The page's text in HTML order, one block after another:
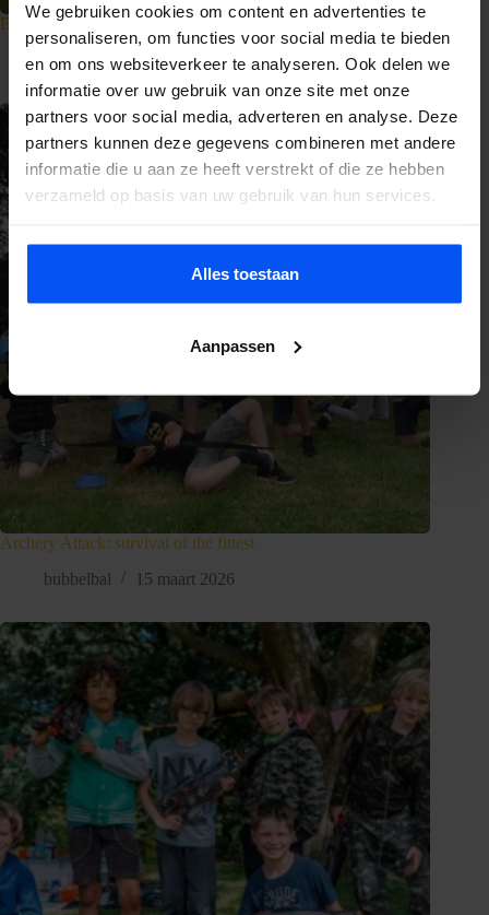
We gebruiken cookies om content en advertenties te
personaliseren, om functies voor social media te bieden
en om ons websiteverkeer te analyseren. Ook delen we
informatie over uw gebruik van onze site met onze
partners voor social media, adverteren en analyse. Deze
partners kunnen deze gegevens combineren met andere
informatie die u aan ze heeft verstrekt of die ze hebben
verzameld op basis van uw gebruik van hun services.
Alles toestaan
Aanpassen
E-chopper huren in de Achterhoek
Pim Westervoorde
24 juni 2026
Archery Attack: survival of the fittest
bubbelbal
15 maart 2026